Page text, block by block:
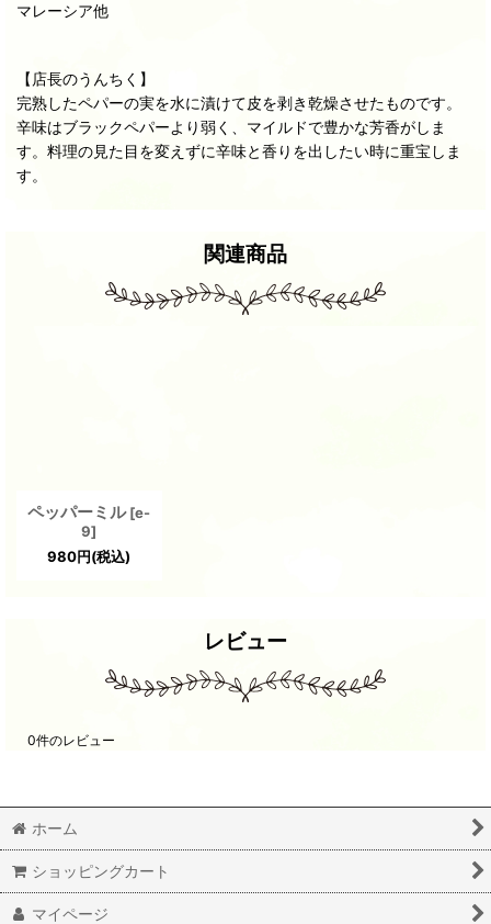
マレーシア他
【店長のうんちく】
完熟したペパーの実を水に漬けて皮を剥き乾燥させたものです。
辛味はブラックペパーより弱く、マイルドで豊かな芳香がしま
す。料理の見た目を変えずに辛味と香りを出したい時に重宝しま
す。
関連商品
ペッパーミル [e-
9]
980円(税込)
レビュー
0件のレビュー
ホーム
ショッピングカート
マイページ